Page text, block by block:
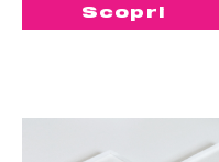
Scopri